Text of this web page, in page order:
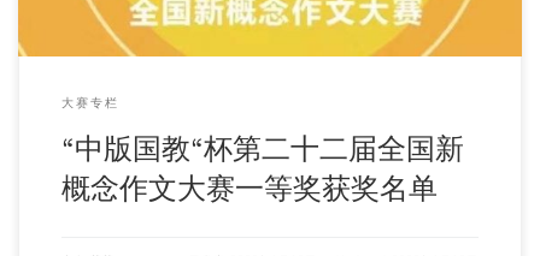
大赛专栏
“中版国教“杯第二十二届全国新
概念作文大赛一等奖获奖名单